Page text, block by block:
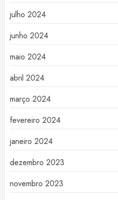
julho 2024
junho 2024
maio 2024
abril 2024
março 2024
fevereiro 2024
janeiro 2024
dezembro 2023
novembro 2023